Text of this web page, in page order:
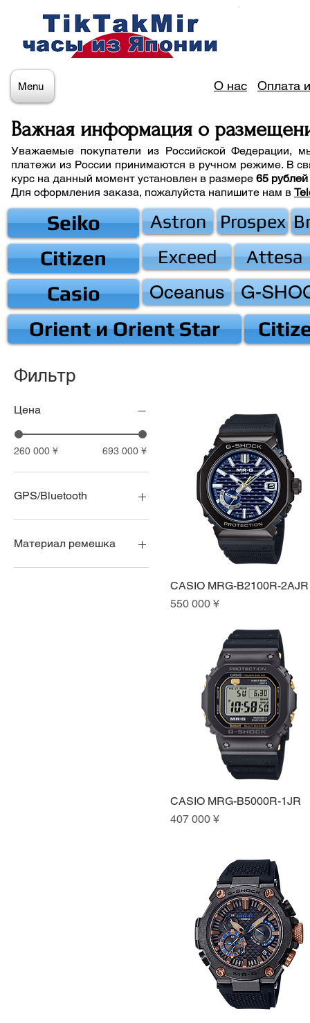
Menu О нас Оплата
Важная информация о
Уважаемые покупатели из Российской Федерации,
платежи из России принимаются в ручном режиме. В
курс на данный момент установлен в размере 65
Для оформления заказа, пожалуйста напишите нам в
Seiko Astron Prospex
Citizen Exceed Attesa
Casio Oceanus G-
Orient и Orient Star
Фильтр
Цена
260 000 ¥ 693 000 ¥
GPS/Bluetooth
Bluetooth
GPS
Материал ремешка
на браслете
Быстрый просмотр
CASIO MRG-B2100R-2AJR
Цена
550 000 ¥
Быстрый просмотр
CASIO MRG-B5000R-1JR
Цена
407 000 ¥